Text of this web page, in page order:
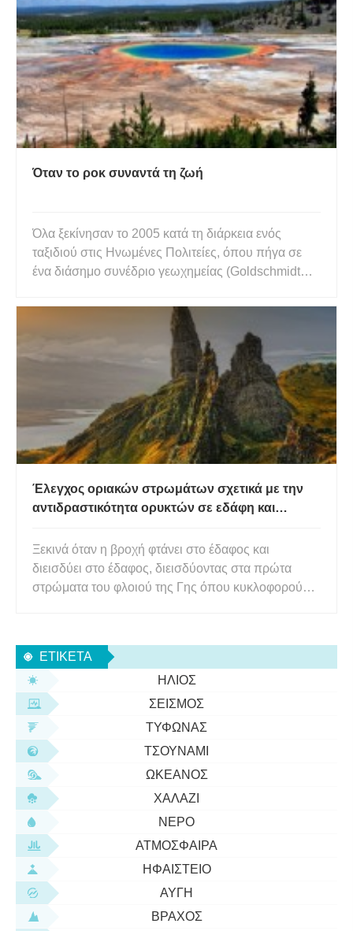
τους ζωής. Εδώ είναι μόνο μερικοί από τους
φανταστικούς βραχώδεις σχηματισμούς που βρέ
Όταν το ροκ συναντά τη ζωή
Όλα ξεκίνησαν το 2005 κατά τη διάρκεια ενός
ταξιδιού στις Ηνωμένες Πολιτείες, όπου πήγα σε
ένα διάσημο συνέδριο γεωχημείας (Goldschmidt
εβδομάδες διέσχισα τα Βραχώδη Όρη και
επισκέφτηκα πολλά εθνικά πάρκα,
συμπεριλαμβανομένου του Yellowstone Park. Από
Έλεγχος οριακών στρωμάτων σχετικά με την
αντιδραστικότητα ορυκτών σε εδάφη και
Ξεκινά όταν η βροχή φτάνει στο έδαφος και
διεισδύει στο έδαφος, διεισδύοντας στα πρώτα
στρώματα του φλοιού της Γης όπου κυκλοφορούν
αναπτύσσοντας άλλα. Παρουσία διαλυμένου
διοξειδίου του άνθρακα, τα νεοσχηματισμ
ΕΤΙΚΈΤΑ
ΉΛΙΟΣ
ΣΕΙΣΜΌΣ
ΤΥΦΏΝΑΣ
ΤΣΟΥΝΆΜΙ
ΩΚΕΑΝΌΣ
ΧΑΛΆΖΙ
ΝΕΡΌ
ΑΤΜΌΣΦΑΙΡΑ
ΗΦΑΊΣΤΕΙΟ
ΑΥΓΉ
ΒΡΆΧΟΣ